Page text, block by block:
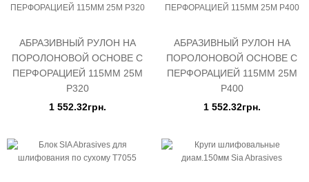
АБРАЗИВНЫЙ РУЛОН НА
ПОРОЛОНОВОЙ ОСНОВЕ С
ПЕРФОРАЦИЕЙ 115ММ 25М
P320
1 552.32грн.
АБРАЗИВНЫЙ РУЛОН НА
ПОРОЛОНОВОЙ ОСНОВЕ С
ПЕРФОРАЦИЕЙ 115ММ 25М
P400
1 552.32грн.